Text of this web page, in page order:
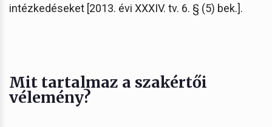
intézkedéseket [2013. évi XXXIV. tv. 6. § (5) bek.].
Mit tartalmaz a szakértői
vélemény?